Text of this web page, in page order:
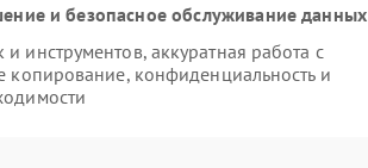
и безопасное обслуживание данных
инструментов, аккуратная работа с
копирование, конфиденциальность и